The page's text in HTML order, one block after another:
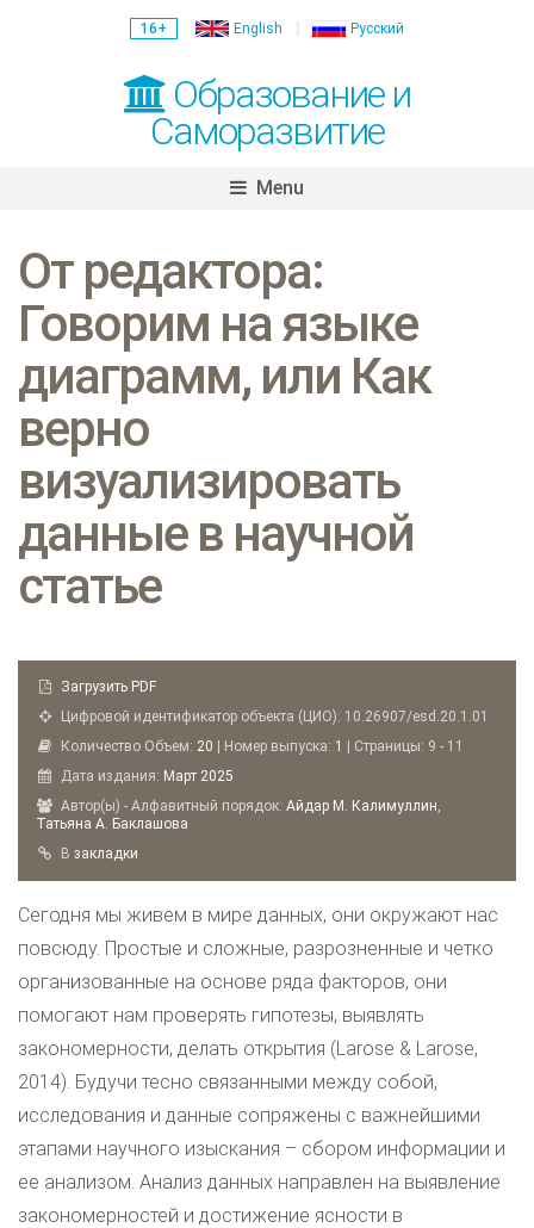
16+ English Русский
Образование и
Саморазвитие
Menu
content
От редактора:
Говорим на языке
диаграмм, или Как
верно
визуализировать
данные в научной
статье
Загрузить PDF
Цифровой идентификатор объекта (ЦИО): 10.26907/esd.20.1.01
Количество Объем: 20 | Номер выпуска: 1
| Страницы: 9 - 11
Дата издания: Март 2025
Автор(ы) - Алфавитный порядок:Айдар М. Калимуллин,
Татьяна А. Баклашова
Bзакладки
Сегодня мы живем в мире данных, они окружают нас
повсюду. Простые и сложные, разрозненные и четко
организованные на основе ряда факторов, они
помогают нам проверять гипотезы, выявлять
закономерности, делать открытия (Larose & Larose,
2014). Будучи тесно связанными между собой,
исследования и данные сопряжены с важнейшими
этапами научного изыскания – сбором информации и
ее анализом. Анализ данных направлен на выявление
закономерностей и достижение ясности в